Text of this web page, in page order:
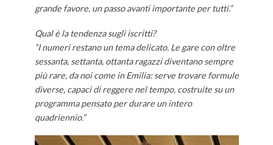
grande favore, un passo avanti importante per tutti.”
Qual è la tendenza sugli iscritti?
“I numeri restano un tema delicato. Le gare con oltre
sessanta, settanta, ottanta ragazzi diventano sempre
più rare, da noi come in Emilia: serve trovare formule
diverse, capaci di reggere nel tempo, costruite su un
programma pensato per durare un intero
quadriennio.”